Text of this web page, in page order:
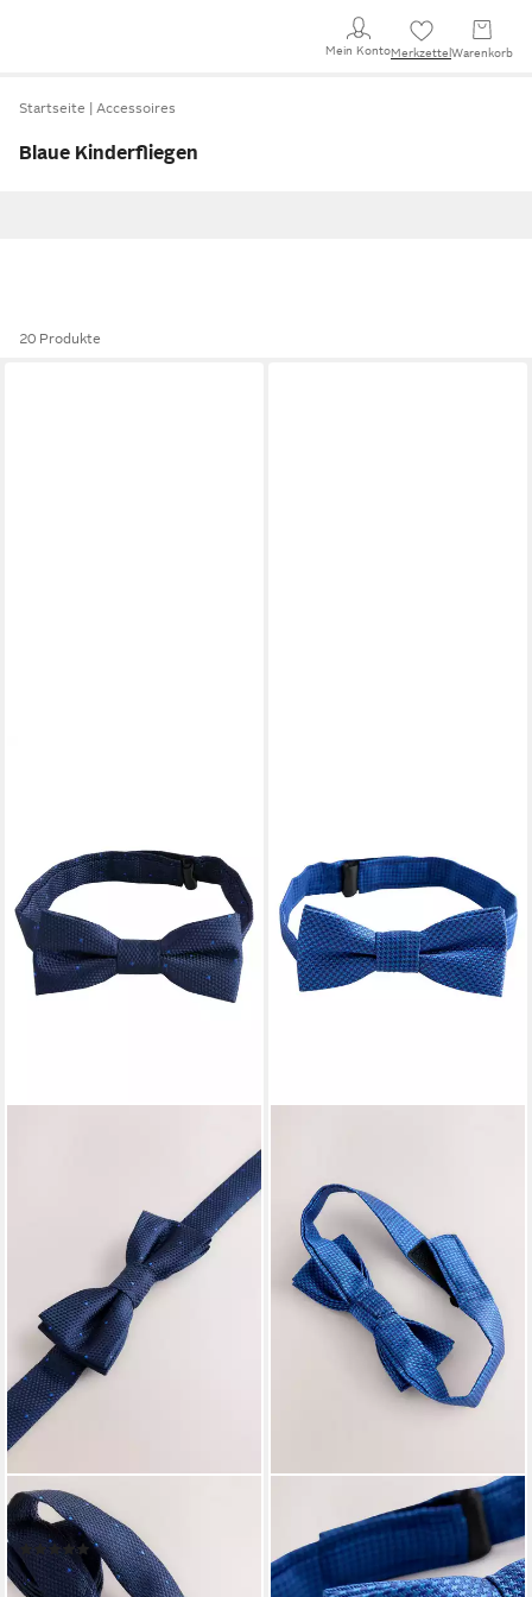
Mein KontoMerkzettel Warenkorb
Startseite Accessoires
Blaue Kinderfliegen
20 Produkte
NEXT
Fliege Fliege (1-St)
(2)
11,00 €
lieferbar - in 2-3 Werktagen bei dir
Fliege Fliege (1-St)
11,00 €
lieferbar - in 2-3 Werktagen bei dir